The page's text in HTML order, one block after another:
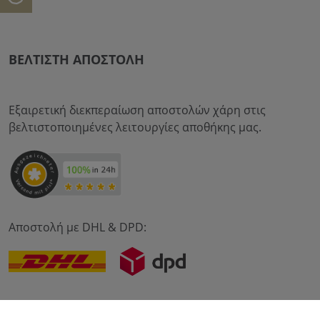
ΒΈΛΤΙΣΤΗ ΑΠΟΣΤΟΛΉ
Εξαιρετική διεκπεραίωση αποστολών χάρη στις
βελτιστοποιημένες λειτουργίες αποθήκης μας.
Αποστολή με DHL & DPD: